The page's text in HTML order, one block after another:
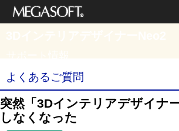
よくあるご質問
突然「3Dインテリアデザイナ
しなくなった